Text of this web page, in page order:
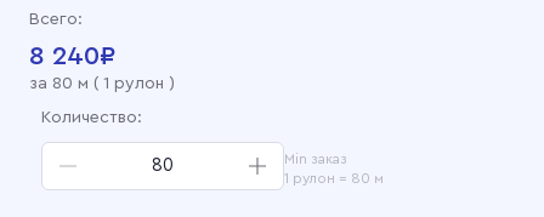
Всего:
8 240₽
за 80 м ( 1 рулон )
Количество:
Min заказ
1 рулон = 80 м